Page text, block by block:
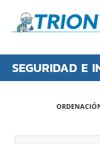
SEGURIDAD E